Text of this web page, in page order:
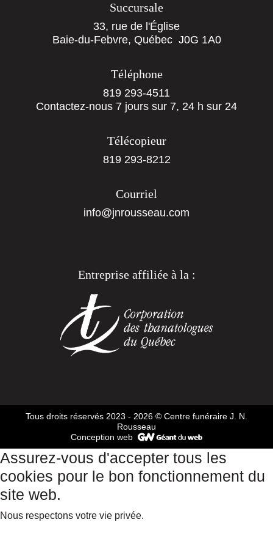
Succursale
33, rue de l'Église
Baie-du-Febvre, Québec J0G 1A0
Téléphone
819 293-4511
Contactez-nous 7 jours sur 7, 24 h sur 24
Télécopieur
819 293-8212
Courriel
info@jnrousseau.com
Entreprise affiliée à la :
Tous droits réservés 2023 - 2026 © Centre funéraire J. N.
Rousseau
Conception web
Assurez-vous d'accepter tous les
cookies pour le bon fonctionnement du
site web.
Nous respectons votre vie privée.